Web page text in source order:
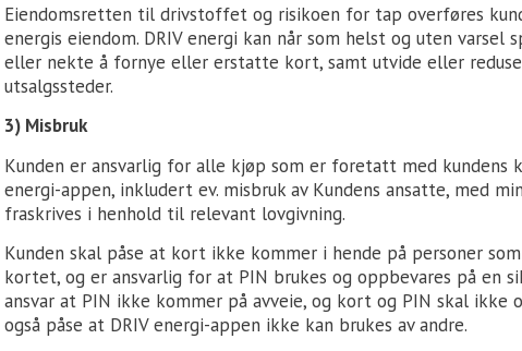
Eiendomsretten til drivstoffet og risikoen for tap overføres
energis eiendom. DRIV energi kan når som helst og uten
eller nekte å fornye eller erstatte kort, samt utvide eller
utsalgssteder.
3) Misbruk
Kunden er ansvarlig for alle kjøp som er foretatt med kundens
energi-appen, inkludert ev. misbruk av Kundens ansatte, med
fraskrives i henhold til relevant lovgivning.
Kunden skal påse at kort ikke kommer i hende på personer
kortet, og er ansvarlig for at PIN brukes og oppbevares på en
ansvar at PIN ikke kommer på avveie, og kort og PIN skal ikke
også påse at DRIV energi-appen ikke kan brukes av andre.